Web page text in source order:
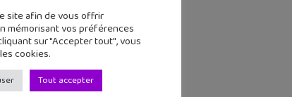
site afin de vous offrir
mémorisant vos préférences
sur "Accepter tout", vous
cookies.
Tout accepter